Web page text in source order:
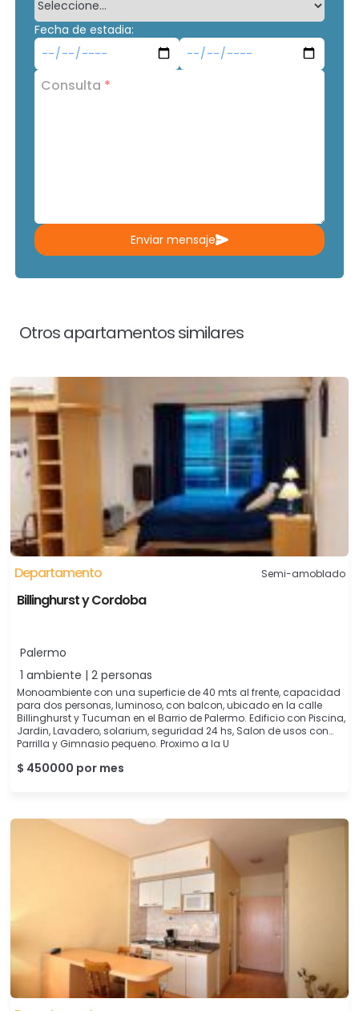
Fecha de estadia:
Consulta *
Enviar mensaje
Otros apartamentos similares
Departamento Semi-amoblado
Billinghurst y Cordoba
Palermo
1 ambiente | 2 personas
Monoambiente con una superficie de 40 mts al frente, capacidad
para dos personas, luminoso, con balcon, ubicado en la calle
Billinghurst y Tucuman en el Barrio de Palermo. Edificio con Piscina,
Jardin, Lavadero, solarium, seguridad 24 hs, Salon de usos con
Parrilla y Gimnasio pequeno. Proximo a la U
$ 450000 por mes